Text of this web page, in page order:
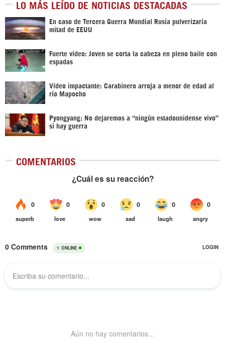
LO MÁS LEÍDO DE NOTICIAS DESTACADAS
En caso de Tercera Guerra Mundial Rusia pulverizaría
mitad de EEUU
Fuerte vídeo: Joven se corta la cabeza en pleno baile con
espadas
Vídeo impactante: Carabinero arroja a menor de edad al
río Mapocho
Pyongyang: No dejaremos a “ningún estadounidense vivo”
si hay guerra
COMENTARIOS